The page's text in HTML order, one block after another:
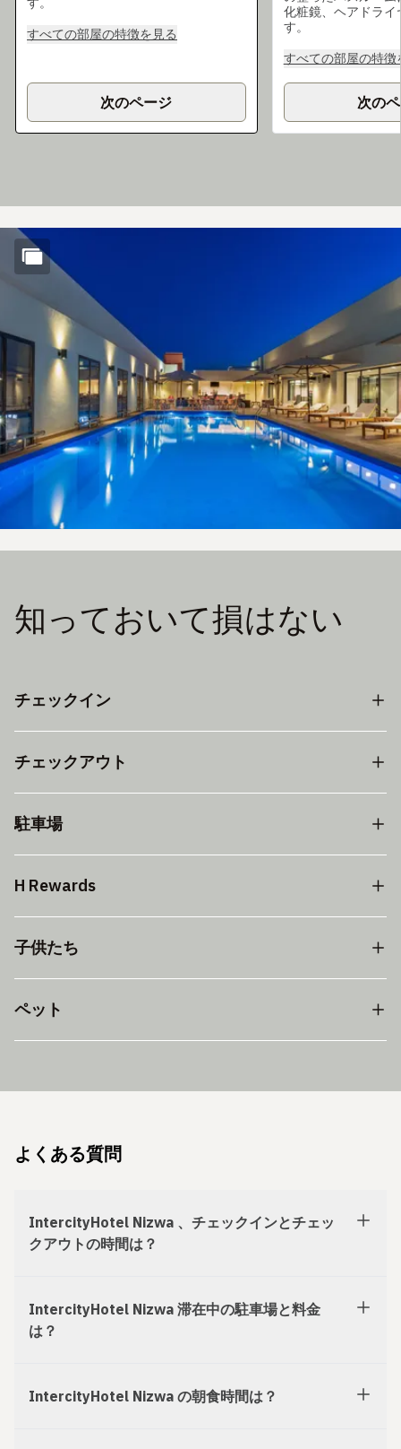
すべての部屋の特徴を見る
次のページ
化粧鏡、ヘアドラ
す。
すべての部屋の特徴
次の
知っておいて損はない
チェックイン
チェックアウト
駐車場
H Rewards
子供たち
ペット
よくある質問
IntercityHotel Nizwa 、チェックインとチェッ
クアウトの時間は？
IntercityHotel Nizwa 滞在中の駐車場と料金
は？
IntercityHotel Nizwa の朝食時間は？